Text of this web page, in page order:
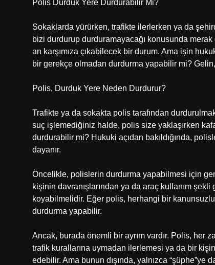
Polis Durduk Yere Durdurabilir Mi?
Sokaklarda yürürken, trafikte ilerlerken ya da
bizi durdurup durduramayacağı konusunda
an karşımıza çıkabilecek bir durum. Ama işin
bir gerekçe olmadan durdurma yapabilir mi?
Polis, Durduk Yere Neden Durdurur?
Trafikte ya da sokakta polis tarafından
suç işlemediğiniz halde, polis size yaklaşırken
durdurabilir mi? Hukuki açıdan bakıldığında,
dayanır.
Öncelikle, polislerin durdurma yapabilmesi için
kişinin davranışlarından ya da araç kullanım
koyabilmelidir. Eğer polis, herhangi bir
durdurma yapabilir.
Ancak, burada önemli bir ayrım vardır. Polis, her
trafik kurallarına uymadan ilerlemesi ya da bir
edebilir. Ama bunun dışında, yalnızca “şüphe”ye